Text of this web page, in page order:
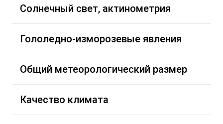
Солнечный свет, актинометрия
Гололедно-изморозевые явления
Общий метеорологический размер
Качество климата